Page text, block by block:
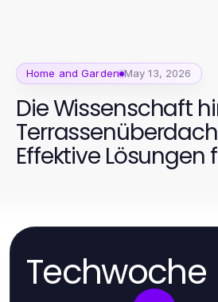
Home and Garden May 13, 2026
Die Wissenschaft
Effektive Lösungen
Techwoche